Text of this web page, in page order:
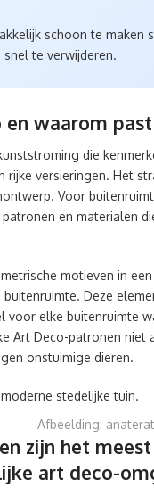
schoon te maken
te verwijderen.
waarom
die
rijke versieringen. Het
Voor
en materialen
motieven in
Deze
voor elke buitenruimte
Art Deco-patronen niet
onstuimige dieren.
Afbeelding:
zijn het
art deco-